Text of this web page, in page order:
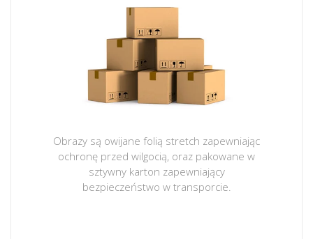
Obrazy są owijane folią stretch zapewniając
ochronę przed wilgocią, oraz pakowane w
sztywny karton zapewniający
bezpieczeństwo w transporcie.